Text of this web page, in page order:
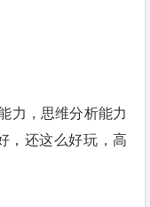
力，思维分析能力
，还这么好玩，高